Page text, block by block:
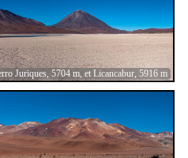
Juriques, 5704 m, et Licancabur, 5916 m